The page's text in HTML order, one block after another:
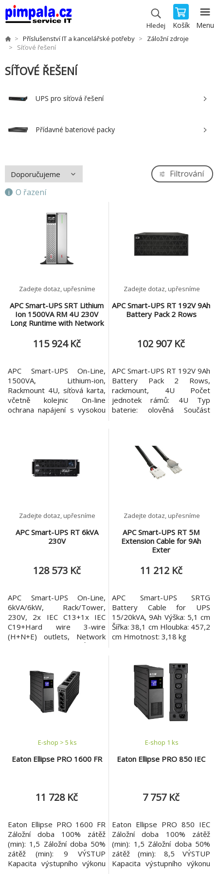
Hledej Košík Menu
Příslušenství IT a kancelářské potřeby
Záložní zdroje
Síťové řešení
SÍŤOVÉ ŘEŠENÍ
UPS pro síťová řešení
Přídavné bateriové packy
O řazení
Filtrování
APC Smart-UPS SRT Lithium
Ion 1500VA RM 4U 230V
Long Runtime with Network
Zadejte dotaz, upřesníme
115 924 Kč
APC Smart-UPS On-Line,
1500VA, Lithium-ion,
Rackmount 4U, síťová karta,
včetně kolejnic On-line
ochrana napájení s vysokou
50% zátěž: 195min VÝSTUP
Zásuvka: 8x IEC 60320 C13
Výkon: 1350W Jmenovitý
APC Smart-UPS RT 192V 9Ah
Battery Pack 2 Rows
Zadejte dotaz, upřesníme
102 907 Kč
APC Smart-UPS RT 192V 9Ah
Battery Pack 2 Rows,
rackmount, 4U Počet
jednotek rámů: 4U Typ
baterie: olověná Součást
Hmotnost: 116 kg Montážní
režim: montáž na rám
Předinstalované baterie: 4
Počet bateriových modulů: 2
APC Smart-UPS RT 6kVA
230V
Zadejte dotaz, upřesníme
128 573 Kč
APC Smart-UPS On-Line,
6kVA/6kW, Rack/Tower,
230V, 2x IEC C13+1x IEC
C19+Hard wire 3-wire
(H+N+E) outlets, Network
výstupního výkonu [VA]:
6000 Výstupní napětí [V]:
230 Topologie: Online s dvojí
konverzí Typ křivky:
Sinusoida Výstupní přípojky:
APC Smart-UPS RT 5M
Extension Cable for 9Ah
Exter
Zadejte dotaz, upřesníme
11 212 Kč
APC Smart-UPS SRTG
Battery Cable for UPS
15/20kVA, 9Ah Výška: 5,1 cm
Šířka: 38,1 cm Hloubka: 457,2
cm Hmotnost: 3,18 kg
Eaton Ellipse PRO 1600 FR
E-shop > 5 ks
11 728 Kč
Eaton Ellipse PRO 1600 FR
Záložní doba 100% zátěž
(min): 1,5 Záložní doba 50%
zátěž (min): 9 VÝSTUP
Kapacita výstupního výkonu
Eaton Ellipse PRO 850 IEC
E-shop 1 ks
7 757 Kč
Eaton Ellipse PRO 850 IEC
Záložní doba 100% zátěž
(min): 1,5 Záložní doba 50%
zátěž (min): 8,5 VÝSTUP
Kapacita výstupního výkonu